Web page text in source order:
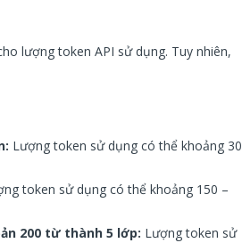
lượng token API sử dụng. Tuy nhiên,
Lượng token sử dụng có thể khoảng 30
token sử dụng có thể khoảng 150 –
200 từ thành 5 lớp: Lượng token sử